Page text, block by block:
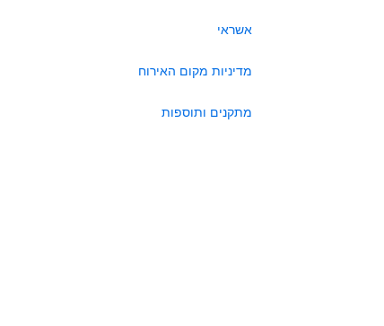
אשראי
מדיניות מקום האירוח
מתקנים ותוספות